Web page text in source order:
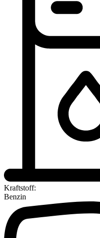
Kraftstoff:
Benzin